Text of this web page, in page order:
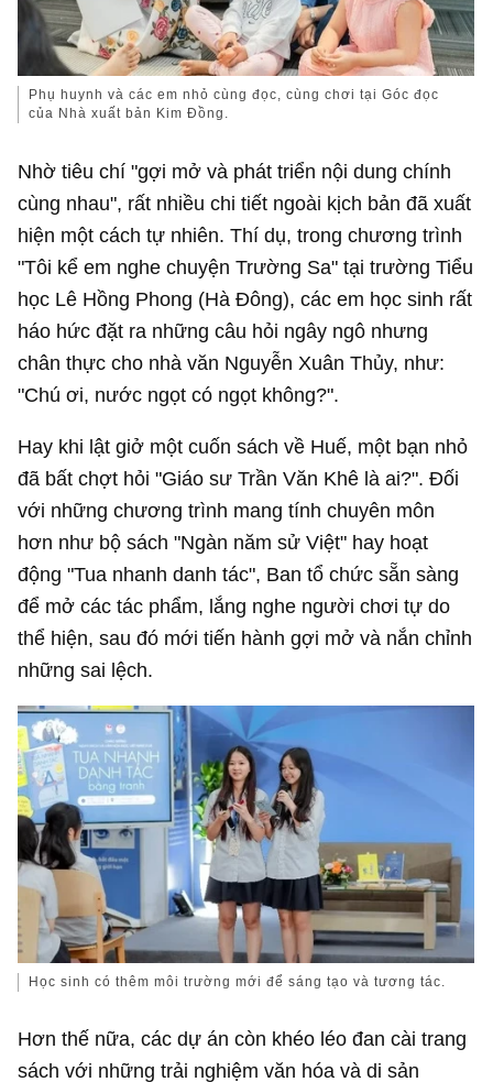
Phụ huynh và các em nhỏ cùng đọc, cùng chơi tại Góc đọc
của Nhà xuất bản Kim Đồng.
Nhờ tiêu chí "gợi mở và phát triển nội dung chính
cùng nhau", rất nhiều chi tiết ngoài kịch bản đã xuất
hiện một cách tự nhiên. Thí dụ, trong chương trình
"Tôi kể em nghe chuyện Trường Sa" tại trường Tiểu
học Lê Hồng Phong (Hà Đông), các em học sinh rất
háo hức đặt ra những câu hỏi ngây ngô nhưng
chân thực cho nhà văn Nguyễn Xuân Thủy, như:
"Chú ơi, nước ngọt có ngọt không?".
Hay khi lật giở một cuốn sách về Huế, một bạn nhỏ
đã bất chợt hỏi "Giáo sư Trần Văn Khê là ai?". Đối
với những chương trình mang tính chuyên môn
hơn như bộ sách "Ngàn năm sử Việt" hay hoạt
động "Tua nhanh danh tác", Ban tổ chức sẵn sàng
để mở các tác phẩm, lắng nghe người chơi tự do
thể hiện, sau đó mới tiến hành gợi mở và nắn chỉnh
những sai lệch.
Học sinh có thêm môi trường mới để sáng tạo và tương tác.
Hơn thế nữa, các dự án còn khéo léo đan cài trang
sách với những trải nghiệm văn hóa và di sản